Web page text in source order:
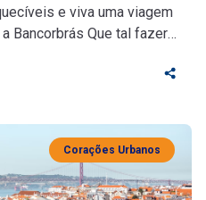
e viva uma viagem
Bancorbrás Que tal fazer
Se você está
para artistas, […]
Corações Urbanos